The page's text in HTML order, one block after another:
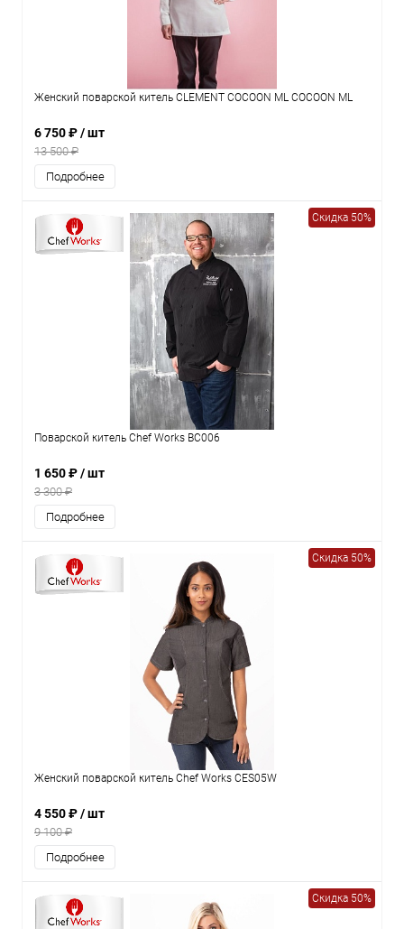
Женский поварской китель CLEMENT COCOON ML COCOON ML
6 750 ₽/ шт
13 500 ₽
Подробнее
Скидка 50%
Поварской китель Chef Works BC006
1 650 ₽/ шт
3 300 ₽
Подробнее
Скидка 50%
Женский поварской китель Chef Works CES05W
4 550 ₽/ шт
9 100 ₽
Подробнее
Скидка 50%